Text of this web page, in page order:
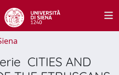
CITIES AND